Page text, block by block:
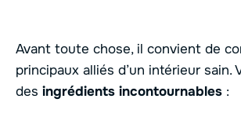
Avant toute chose, il convient de
principaux alliés d’un intérieur sain.
des ingrédients incontournables :